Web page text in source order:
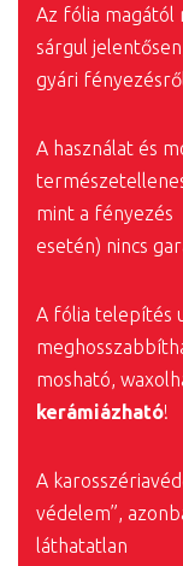
Az fólia magától
sárgul
gyári
A használat és
mint a fényezés
esetén) nincs
A fólia telepítés
mosható,
kerámiázható!
A
védelem”,
láthatatlan